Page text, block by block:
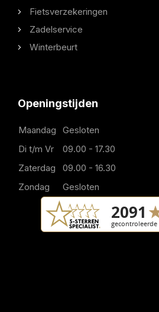
Fietsverzekeringen
Zadelservice
Winterbeurt
Openingstijden
Maandag
Gesloten
Di t/m Vr
09.00 - 17.30
Zaterdag
09.00 - 16.30
Zondag
Gesloten